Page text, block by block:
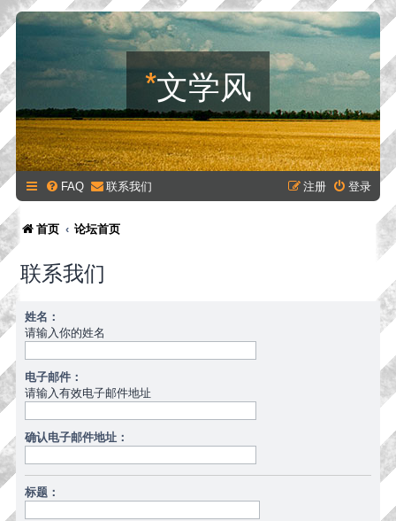
*文学风
FAQ 联系我们 登录
注册
首页 论坛首页
联系我们
姓名：
请输入你的姓名
电子邮件：
请输入有效电子邮件地址
确认电子邮件地址：
标题：